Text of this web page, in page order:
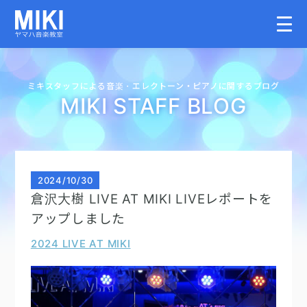
HOME
大人のコース
講師募集情報
イベント情報
ミキスタッフによる音楽・エレクトーン・ ピアノに関するブログ
MIKI STAFF BLOG
2024/10/30
倉沢大樹 LIVE AT MIKI LIVEレポートを
アップしました
2024 LIVE AT MIKI